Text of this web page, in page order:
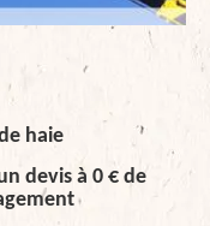
haie
devis à 0 € de